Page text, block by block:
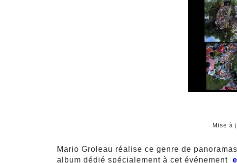
Mise à
Mario Groleau réalise ce genre de
album dédié spécialement à cet événement